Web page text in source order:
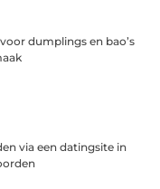
dumplings en bao’s
via een datingsite in